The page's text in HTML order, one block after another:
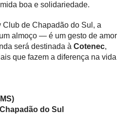
boa e solidariedade.
de Chapadão do Sul, a
almoço — é um gesto de amor
será destinada à Cotenec,
que fazem a diferença na vida
do Sul